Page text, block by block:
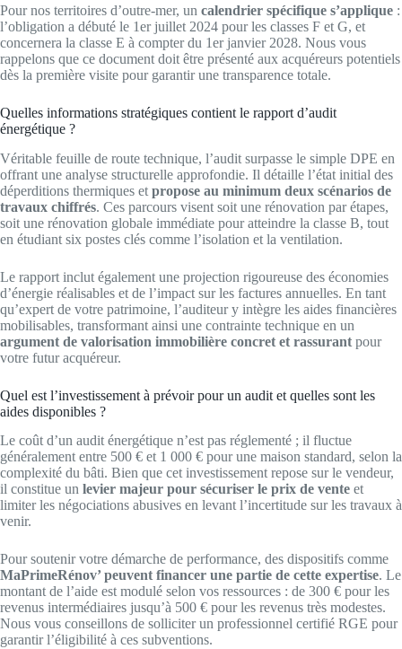
Pour nos territoires d’outre-mer, un calendrier spécifique s’applique :
l’obligation a débuté le 1er juillet 2024 pour les classes F et G, et
concernera la classe E à compter du 1er janvier 2028. Nous vous
rappelons que ce document doit être présenté aux acquéreurs potentiels
dès la première visite pour garantir une transparence totale.
Quelles informations stratégiques contient le rapport d’audit
énergétique ?
Véritable feuille de route technique, l’audit surpasse le simple DPE en
offrant une analyse structurelle approfondie. Il détaille l’état initial des
déperditions thermiques et propose au minimum deux scénarios de
travaux chiffrés. Ces parcours visent soit une rénovation par étapes,
soit une rénovation globale immédiate pour atteindre la classe B, tout
en étudiant six postes clés comme l’isolation et la ventilation.
Le rapport inclut également une projection rigoureuse des économies
d’énergie réalisables et de l’impact sur les factures annuelles. En tant
qu’expert de votre patrimoine, l’auditeur y intègre les aides financières
mobilisables, transformant ainsi une contrainte technique en un
argument de valorisation immobilière concret et rassurant pour
votre futur acquéreur.
Quel est l’investissement à prévoir pour un audit et quelles sont les
aides disponibles ?
Le coût d’un audit énergétique n’est pas réglementé ; il fluctue
généralement entre 500 € et 1 000 € pour une maison standard, selon la
complexité du bâti. Bien que cet investissement repose sur le vendeur,
il constitue un levier majeur pour sécuriser le prix de vente et
limiter les négociations abusives en levant l’incertitude sur les travaux à
venir.
Pour soutenir votre démarche de performance, des dispositifs comme
MaPrimeRénov’ peuvent financer une partie de cette expertise. Le
montant de l’aide est modulé selon vos ressources : de 300 € pour les
revenus intermédiaires jusqu’à 500 € pour les revenus très modestes.
Nous vous conseillons de solliciter un professionnel certifié RGE pour
garantir l’éligibilité à ces subventions.